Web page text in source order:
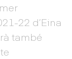
22 d’Eina
també